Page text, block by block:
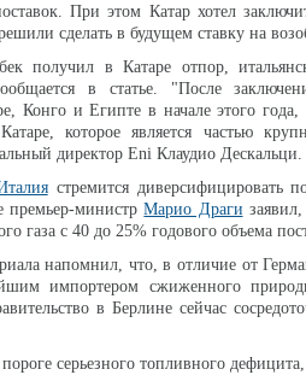
При этом Катар хотел
сделать в будущем ставку на
получил в Катаре отпор,
в статье. "После
Конго и Египте в начале этого
которое является частью
директор Eni Клаудио Дескальци.
стремится диверсифицировать
министрМарио Драги
газа с 40 до 25% годового объема
напомнил, что, в отличие от
импортером сжиженного
в Берлине сейчас
серьезного топливного